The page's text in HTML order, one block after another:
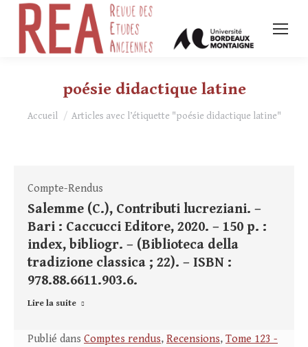
poésie didactique latine
Vous êtes ici :
Accueil Articles avec l’étiquette "poésie didactique latine"
Compte-Rendus
Salemme (C.), Contributi lucreziani. –
Bari : Caccucci Editore, 2020. – 150 p. :
index, bibliogr. – (Biblioteca della
tradizione classica ; 22). – ISBN :
978.88.6611.903.6.
Lire la suite
Publié dans Comptes rendus, Recensions, Tome 123 -